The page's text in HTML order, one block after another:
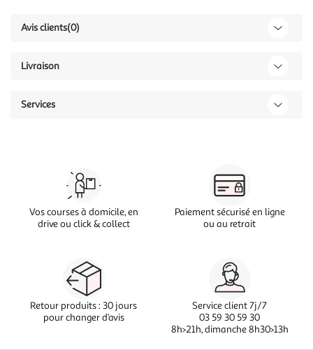
Avis clients(0)
Livraison
Services
Vos courses à domicile, en
drive ou click & collect
Paiement sécurisé en ligne
ou au retrait
Retour produits : 30 jours
pour changer d’avis
Service client 7j/7
03 59 30 59 30
8h>21h, dimanche 8h30>13h